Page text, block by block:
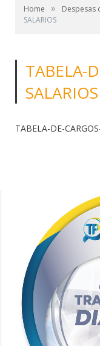
Home » Despesas
SALARIOS
TABELA-
SALARIOS
TABELA-DE-